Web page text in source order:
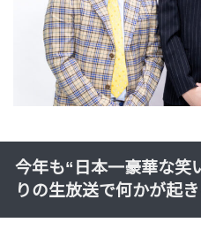
今年も“日本一豪華な笑
りの生放送で何かが起